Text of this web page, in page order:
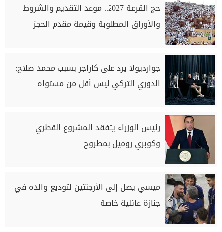
حج القرعة 2027.. موعد التقديم والشروط
والأوراق المطلوبة وقيمة مقدم الحجز
جوارديولا يرد على كاراجر بسبب محمد صلاح:
الدوري التركي ليس أقل من مستواه
رئيس الوزراء يتفقد المشروع القطري
وكوبري روميل بمطروح
ميسي يصل إلى الأرجنتين لتوديع والده في
جنازة عائلية خاصة